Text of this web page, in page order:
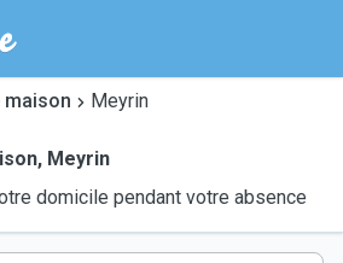
maison Meyrin
, Meyrin
domicile pendant votre absence